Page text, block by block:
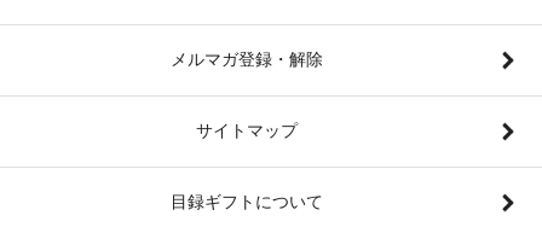
メルマガ登録・解除
サイトマップ
目録ギフトについて